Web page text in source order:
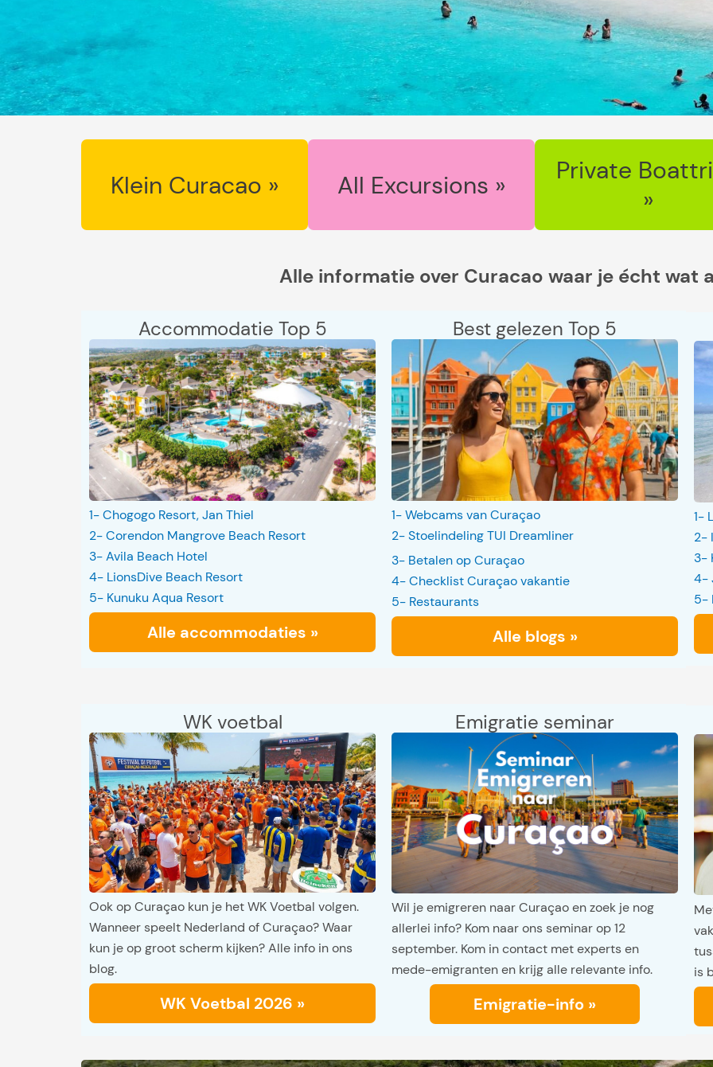
Klein Curacao » All Excursions »
Private
»
Alle informatie over Curacao waar je écht wat
Accommodatie Top 5
1- Chogogo Resort, Jan Thiel
2- Corendon Mangrove Beach Resort
3- Avila Beach Hotel
4- LionsDive Beach Resort
5- Kunuku Aqua Resort
Alle accommodaties »
Best gelezen Top 5
1- Webcams van Curaçao
2- Stoelindeling TUI Dreamliner
3- Betalen op Curaçao
4- Checklist Curaçao vakantie
5- Restaurants
Alle blogs »
1-
2-
3-
4-
5-
WK voetbal
Ook op Curaçao kun je het WK Voetbal volgen.
Wanneer speelt Nederland of Curaçao? Waar
kun je op groot scherm kijken? Alle info in ons
blog.
WK Voetbal 2026 »
Emigratie seminar
Wil je emigreren naar Curaçao en zoek je nog
allerlei info? Kom naar ons seminar op 12
september. Kom in contact met experts en
mede-emigranten en krijg alle relevante info.
Emigratie-info »
is